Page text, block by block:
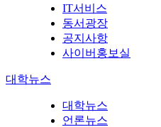
IT서비스
동서광장
공지사항
사이버홍보실
대학뉴스
대학뉴스
언론뉴스